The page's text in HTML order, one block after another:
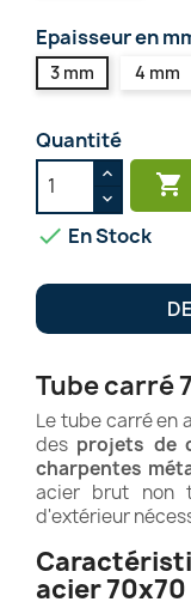
Epaisseur en
3 mm 4 mm
Quantité

 En Stock
Tube carré
Le tube carré en
des projets de
charpentes
acier brut non
d'extérieur
acier 70x70